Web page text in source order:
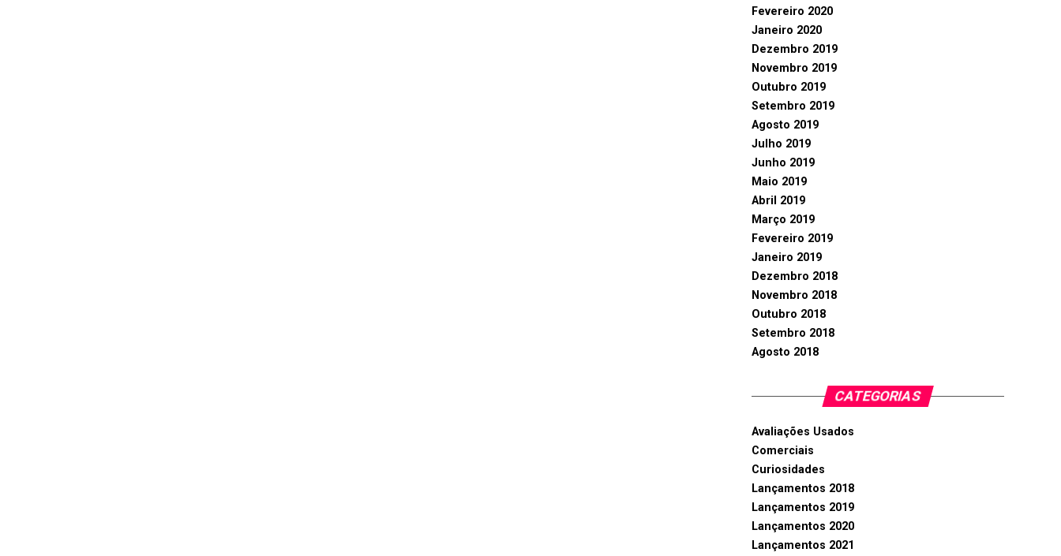
Fevereiro 2020
Janeiro 2020
Dezembro 2019
Novembro 2019
Outubro 2019
Setembro 2019
Agosto 2019
Julho 2019
Junho 2019
Maio 2019
Abril 2019
Março 2019
Fevereiro 2019
Janeiro 2019
Dezembro 2018
Novembro 2018
Outubro 2018
Setembro 2018
Agosto 2018
CATEGORIAS
Avaliações Usados
Comerciais
Curiosidades
Lançamentos 2018
Lançamentos 2019
Lançamentos 2020
Lançamentos 2021